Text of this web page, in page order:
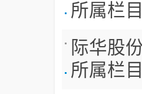
所属栏
际华股
所属栏